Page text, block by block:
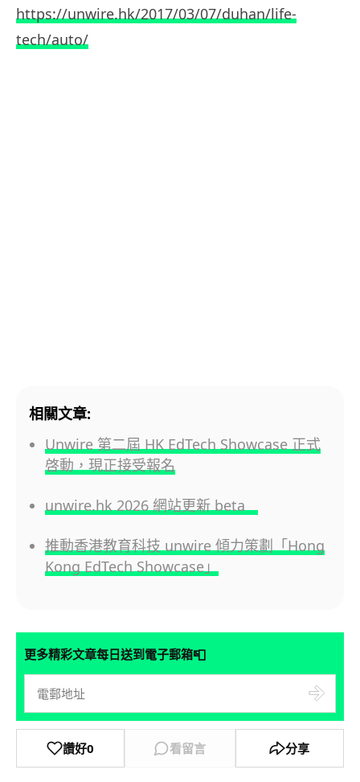
https://unwire.hk/2017/03/07/duhan/life-
tech/auto/
相關文章:
Unwire 第二屆 HK EdTech Showcase 正式
啓動，現正接受報名
unwire.hk 2026 網站更新 beta
推動香港教育科技 unwire 傾力策劃「Hong
Kong EdTech Showcase」
更多精彩文章每日送到電子郵箱📮
讚好0 看留言 分享